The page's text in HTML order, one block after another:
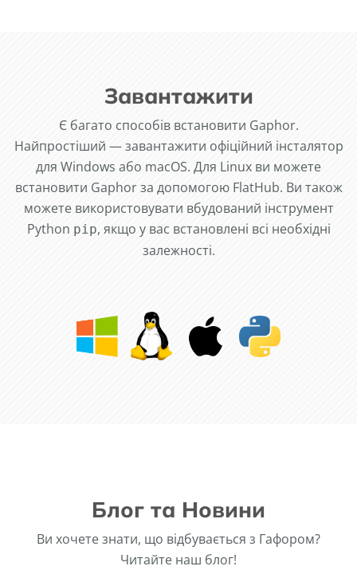
Завантажити
Є багато способів встановити Gaphor.
Найпростіший — завантажити офіційний інсталятор
для Windows або macOS. Для Linux ви можете
встановити Gaphor за допомогою FlatHub. Ви також
можете використовувати вбудований інструмент
Python pip, якщо у вас встановлені всі необхідні
залежності.
Блог та Новини
Ви хочете знати, що відбувається з Гафором?
Читайте наш блог!